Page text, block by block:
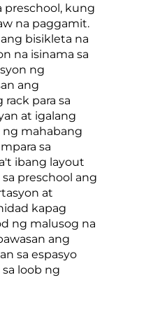
preschool, kung
na paggamit.
bisikleta na
na isinama sa
ng
ang
para sa
at igalang
ng mahabang
sa
ibang layout
preschool ang
at
kapag
ng malusog na
ang
sa espasyo
loob ng